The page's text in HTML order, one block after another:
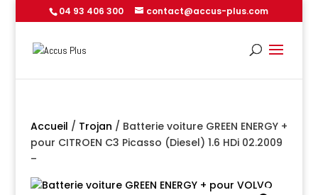
04 93 406 300 contact@accus-plus.com
Accueil / Trojan / Batterie voiture GREEN ENERGY +
pour CITROEN C3 Picasso (Diesel) 1.6 HDi 02.2009
–